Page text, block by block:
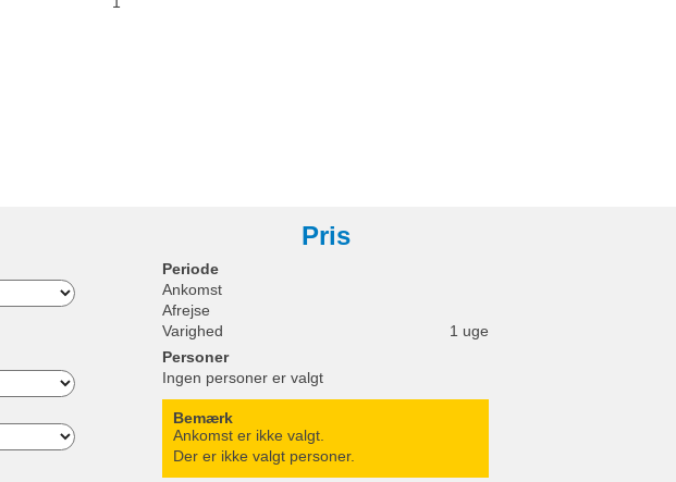
Pris
Periode
Ankomst
Afrejse
Varighed
1 uge
Personer
Ingen personer er valgt
Bemærk
Ankomst er ikke valgt.
Der er ikke valgt personer.